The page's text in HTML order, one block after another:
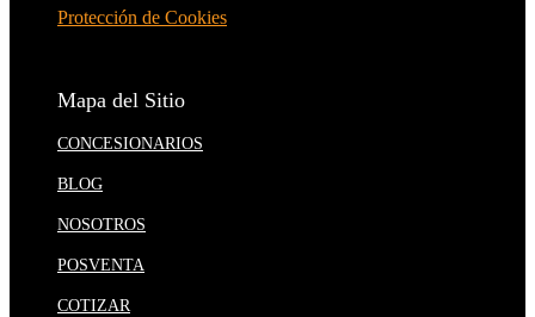
Protección de Cookies
Mapa del Sitio
CONCESIONARIOS
BLOG
NOSOTROS
POSVENTA
COTIZAR